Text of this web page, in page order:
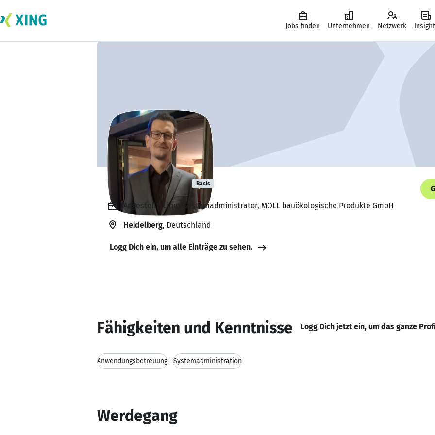
Jobs finden Unternehmen Netzwerk
Tobias Dittus Basis
Angestellt, Linux-Systemadministrator, MOLL bauökologische Produkte GmbH
Heidelberg, Deutschland
Logg Dich ein, um alle Einträge zu sehen.
Fähigkeiten und Kenntnisse Logg Dich jetzt ein, um das ganze
Anwendungsbetreuung Systemadministration
Werdegang